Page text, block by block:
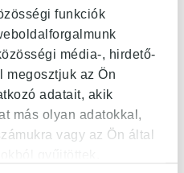
funkciók
média-, hirdető-
megosztjuk az Ön
adatait, akik
más olyan adatokkal,
vagy az Ön által